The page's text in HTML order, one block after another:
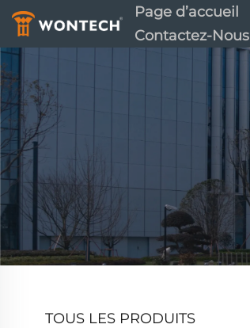
Page d’accueil
Contactez-Nous
TOUS LES PRODUITS